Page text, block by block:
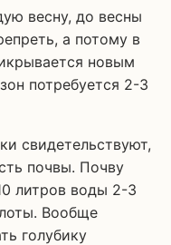
весну, до весны
а потому в
новым
потребуется 2-3
свидетельствуют,
почвы. Почву
литров воды 2-3
Вообще
голубику